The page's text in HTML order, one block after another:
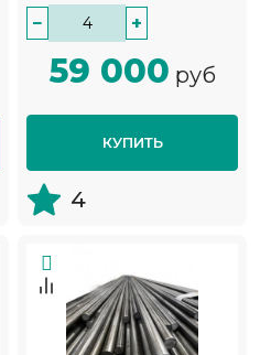
− +
59 000 руб
КУПИТЬ
4